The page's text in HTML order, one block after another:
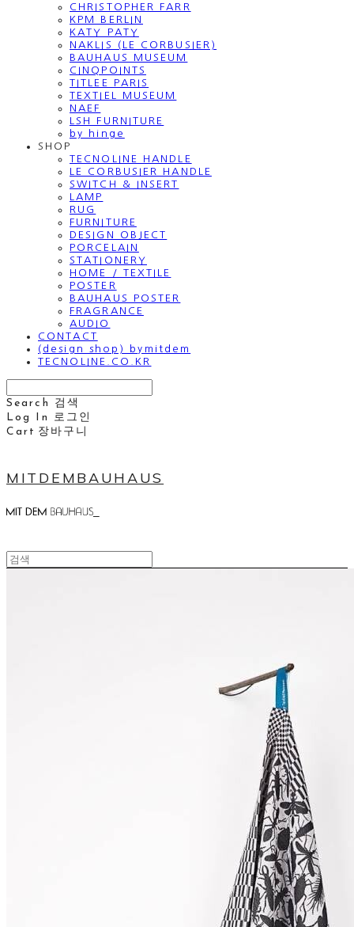
CHRISTOPHER FARR
KPM BERLIN
KATY PATY
NAKLIS (LE CORBUSIER)
BAUHAUS MUSEUM
CINQPOINTS
TITLEE PARIS
TEXTIEL MUSEUM
NAEF
LSH FURNITURE
by hinge
SHOP
TECNOLINE HANDLE
LE CORBUSIER HANDLE
SWITCH & INSERT
LAMP
RUG
FURNITURE
DESIGN OBJECT
PORCELAIN
STATIONERY
HOME / TEXTILE
POSTER
BAUHAUS POSTER
FRAGRANCE
AUDIO
CONTACT
(design shop) bymitdem
TECNOLINE.CO.KR
Search
검색
Log In
로그인
Cart 장바구니
MITDEMBAUHAUS